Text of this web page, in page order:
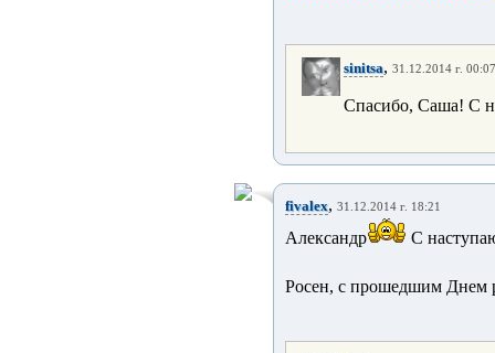
sinitsa, 31.12.2014 г. 00:07
Спасибо, Саша!
fivalex, 31.12.2014 г. 18:21
Александр С
Росен, с прошедшим Днем